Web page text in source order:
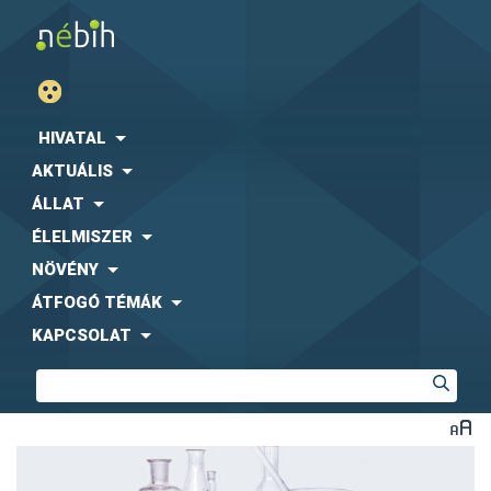
HIVATAL
AKTUÁLIS
ÁLLAT
ÉLELMISZER
NÖVÉNY
ÁTFOGÓ TÉMÁK
KAPCSOLAT